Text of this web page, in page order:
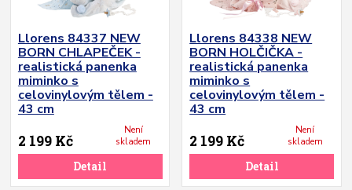
Llorens 84337 NEW
BORN CHLAPEČEK -
realistická panenka
miminko s
celovinylovým tělem -
43 cm
2 199 Kč
Není
skladem
Detail
Llorens 84338 NEW
BORN HOLČIČKA -
realistická panenka
miminko s
celovinylovým tělem -
43 cm
2 199 Kč
Není
skladem
Detail